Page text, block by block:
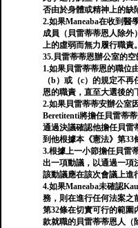
否由於身體或精神上的缺
2.如果Maneaba在收到醫
成員（貝雷蒂蒂恩人除外
上的虛弱而無力履行職責
35.貝雷蒂蒂恩辦公室的空
1.如果貝雷蒂蒂恩的職位
（b）或（c）的規定不
恩的職責，直至大選後的
2.如果貝雷蒂蒂安辦公室
Beretitenti將擔任貝雷蒂
通過決議確認他擔任貝雷
到他根據本《憲法》第33
3.根據上一小節擔任貝雷
出一項動議，以通過一項
該動議應在該次會議上進
4.如果Maneaba未確認
務，則在進行任何法案之
第32條在切實可行的範圍
款就職的貝雷蒂蒂恩人（